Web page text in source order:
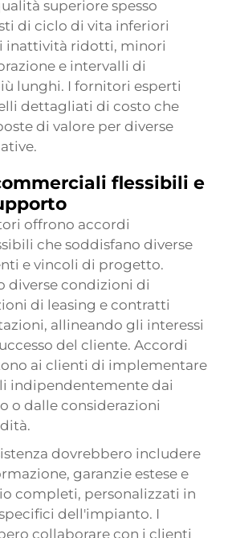
superiore spesso
di ciclo di vita inferiori
inattività ridotti, minori
e intervalli di
lunghi. I fornitori esperti
dettagliati di costo che
di valore per diverse
flessibili e
offrono accordi
che soddisfano diverse
e vincoli di progetto.
diverse condizioni di
di leasing e contratti
allineando gli interessi
del cliente. Accordi
ai clienti di implementare
indipendentemente dai
o dalle considerazioni
dovrebbero includere
garanzie estese e
completi, personalizzati in
dell'impianto. I
collaborare con i clienti